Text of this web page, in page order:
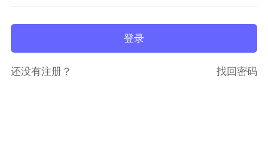
登录
还没有注册？ 找回密码